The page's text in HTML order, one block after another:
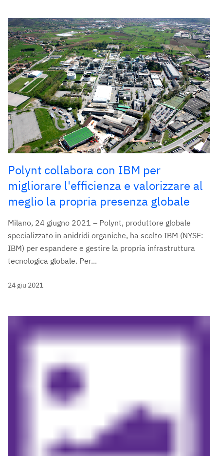
Polynt collabora con IBM per
migliorare l'efficienza e valorizzare al
meglio la propria presenza globale
Milano, 24 giugno 2021 – Polynt, produttore globale
specializzato in anidridi organiche, ha scelto IBM (NYSE:
IBM) per espandere e gestire la propria infrastruttura
tecnologica globale. Per...
24 giu 2021